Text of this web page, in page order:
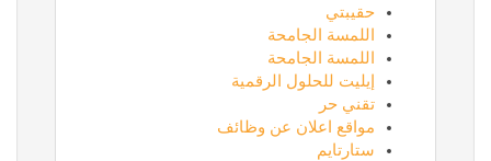
حقيبتي
اللمسة الجامحة
اللمسة الجامحة
إيليت للحلول الرقمية
تقني حر
مواقع اعلان عن وظائف
ستارتايم